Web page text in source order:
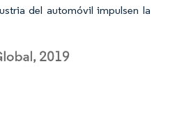
del automóvil impulsen la